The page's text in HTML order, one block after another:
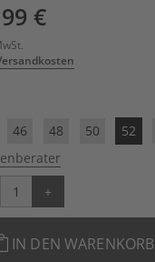
€
46 48 50 52
+
IN DEN WARENKORB